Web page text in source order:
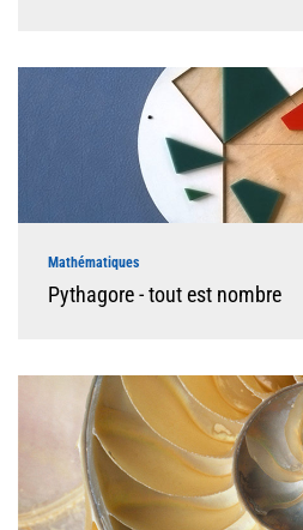
Mathématiques
Pythagore - tout est nombre